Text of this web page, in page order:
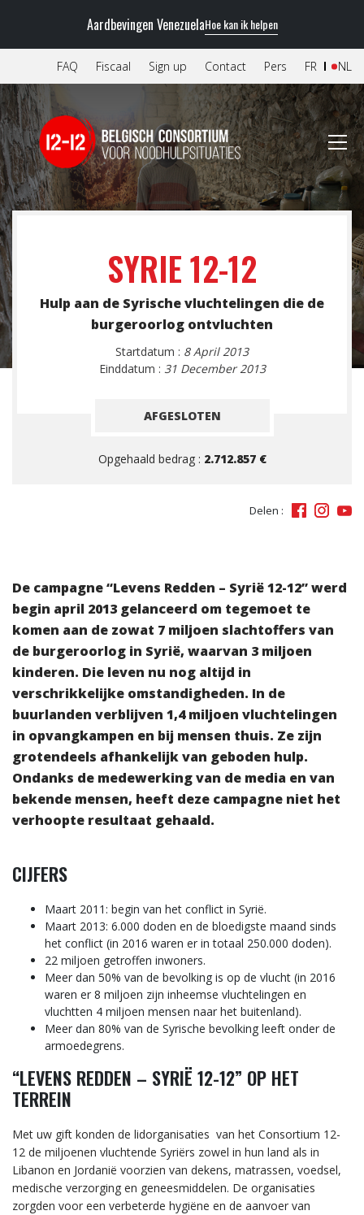
Aardbevingen VenezuelaHoe kan ik helpen
FAQ Fiscaal Sign up Contact Pers NL
FR
SYRIE 12-12
Hulp aan de Syrische vluchtelingen die de
burgeroorlog ontvluchten
Startdatum : 8 April 2013
Einddatum : 31 December 2013
AFGESLOTEN
Opgehaald bedrag : 2.712.857 €
Delen :
De campagne “Levens Redden – Syrië 12-12” werd
begin april 2013 gelanceerd om tegemoet te
komen aan de zowat 7 miljoen slachtoffers van
de burgeroorlog in Syrië, waarvan 3 miljoen
kinderen. Die leven nu nog altijd in
verschrikkelijke omstandigheden. In de
buurlanden verblijven 1,4 miljoen vluchtelingen
in opvangkampen en bij mensen thuis. Ze zijn
grotendeels afhankelijk van geboden hulp.
Ondanks de medewerking van de media en van
bekende mensen, heeft deze campagne niet het
verhoopte resultaat gehaald.
CIJFERS
Maart 2011: begin van het conflict in Syrië.
Maart 2013: 6.000 doden en de bloedigste maand sinds
het conflict (in 2016 waren er in totaal 250.000 doden).
22 miljoen getroffen inwoners.
Meer dan 50% van de bevolking is op de vlucht (in 2016
waren er 8 miljoen zijn inheemse vluchtelingen en
vluchtten 4 miljoen mensen naar het buitenland).
Meer dan 80% van de Syrische bevolking leeft onder de
armoedegrens.
“LEVENS REDDEN – SYRIË 12-12” OP HET
TERREIN
Met uw gift konden de lidorganisaties van het Consortium 12-
12 de miljoenen vluchtende Syriërs zowel in hun land als in
Libanon en Jordanië voorzien van dekens, matrassen, voedsel,
medische verzorging en geneesmiddelen. De organisaties
zorgden voor een verbeterde hygiëne en de aanvoer van